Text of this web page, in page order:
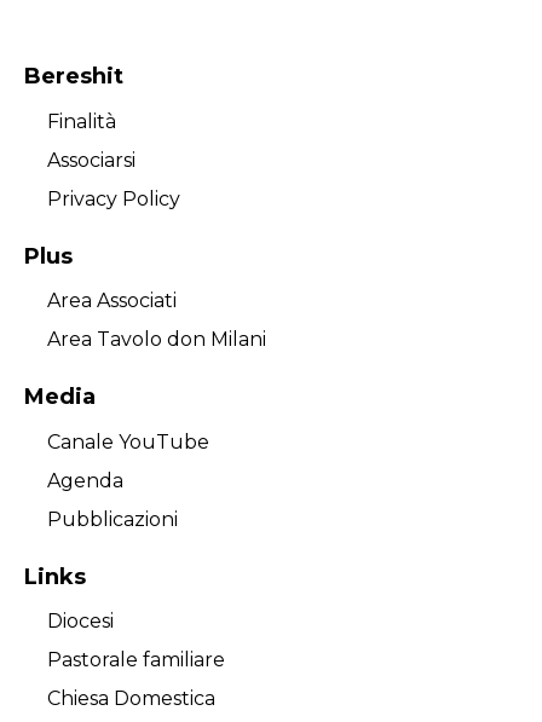
Bereshit
Finalità
Associarsi
Privacy Policy
Plus
Area Associati
Area Tavolo don Milani
Media
Canale YouTube
Agenda
Pubblicazioni
Links
Diocesi
Pastorale familiare
Chiesa Domestica